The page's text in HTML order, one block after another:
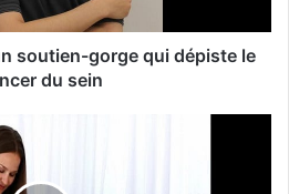
soutien-gorge qui dépiste le
du sein